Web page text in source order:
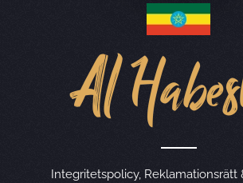
Integritetspolicy, Reklamationsrätt